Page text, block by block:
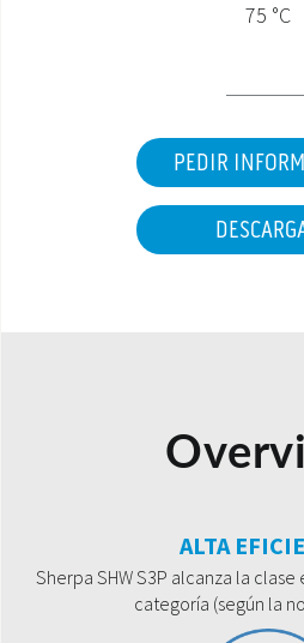
75 °C
PEDIR
ALTA
Sherpa SHW S3P alcanza la
categoría (según la